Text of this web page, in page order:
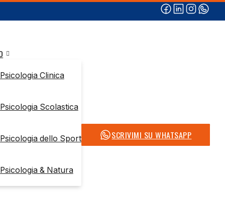
Psicologia Clinica
Psicologia Scolastica
Psicologia dello Sport
Psicologia & Natura
SCRIVIMI SU WHATSAPP